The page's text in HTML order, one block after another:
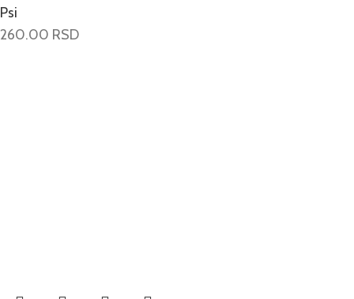
Psi
260.00 RSD